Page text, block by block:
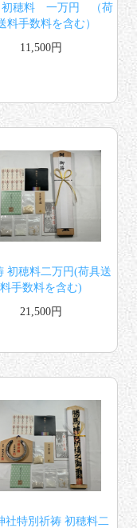
穂料 一万円 （荷
料手数料を含む）
11,500円
初穂料二万円(荷具送
料手数料を含む)
21,500円
社特別祈祷 初穂料二